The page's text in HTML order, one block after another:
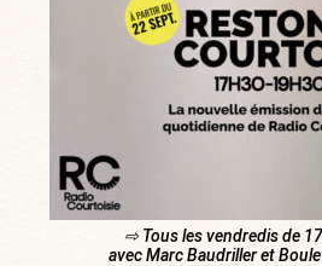
⇨ Tous les vendredis de
avec Marc Baudriller et